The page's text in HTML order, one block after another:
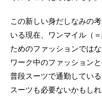
この新しい身だしなみの
いる現在、ワンマイル（
ためのファッションでは
ワーク中のファッション
普段スーツで通勤してい
スーツも必要ないかもし